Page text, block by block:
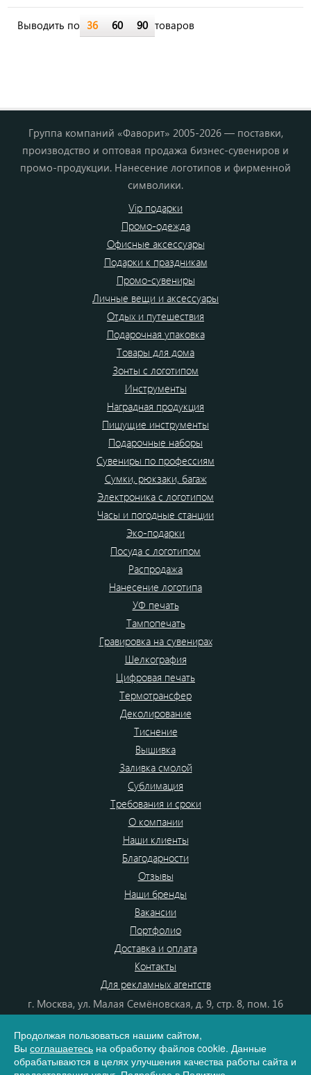
Выводить по 36 60 90 товаров
Группа компаний «Фаворит» 2005-2026 — поставки,
производство и оптовая продажа бизнес-сувениров и
промо-продукции. Нанесение логотипов и фирменной
символики.
Vip подарки
Промо-одежда
Офисные аксессуары
Подарки к праздникам
Промо-сувениры
Личные вещи и аксессуары
Отдых и путешествия
Подарочная упаковка
Товары для дома
Зонты с логотипом
Инструменты
Наградная продукция
Пишущие инструменты
Подарочные наборы
Сувениры по профессиям
Сумки, рюкзаки, багаж
Электроника с логотипом
Часы и погодные станции
Эко-подарки
Посуда с логотипом
Распродажа
Нанесение логотипа
УФ печать
Тампопечать
Гравировка на сувенирах
Шелкография
Цифровая печать
Термотрансфер
Деколирование
Тиснение
Вышивка
Заливка смолой
Сублимация
Требования и сроки
О компании
Наши клиенты
Благодарности
Отзывы
Наши бренды
Вакансии
Портфолио
Доставка и оплата
Контакты
Для рекламных агентств
г. Москва, ул. Малая Семёновская, д. 9, стр. 8, пом. 16
8 (800) 555-80-87
e-mail:info@dono.su
Продолжая пользоваться нашим сайтом,
Вы соглашаетесь на обработку файлов cookie. Данные
обрабатываются в целях улучшения качества работы сайта и